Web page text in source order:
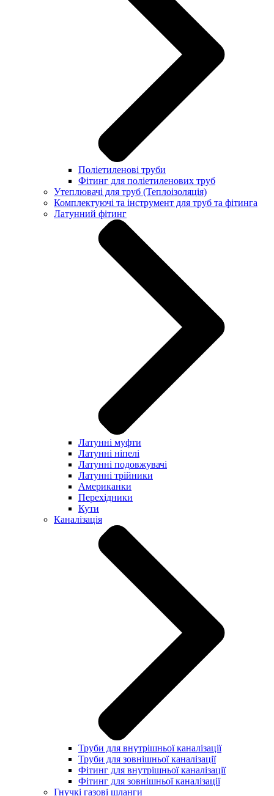
Поліетиленові труби
Фітинг для поліетиленових труб
Утеплювачі для труб (Теплоізоляція)
Комплектуючі та інструмент для труб та фітинга
Латунний фітинг
Латунні муфти
Латунні ніпелі
Латунні подовжувачі
Латунні трійники
Американки
Перехідники
Кути
Каналізація
Труби для внутрішньої каналізації
Труби для зовнішньої каналізації
Фітинг для внутрішньої каналізації
Фітинг для зовнішньої каналізації
Гнучкі газові шланги